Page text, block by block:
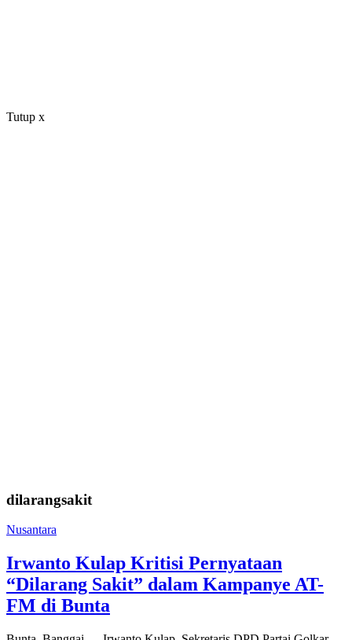
Tutup x
dilarangsakit
Nusantara
Irwanto Kulap Kritisi Pernyataan
“Dilarang Sakit” dalam Kampanye AT-
FM di Bunta